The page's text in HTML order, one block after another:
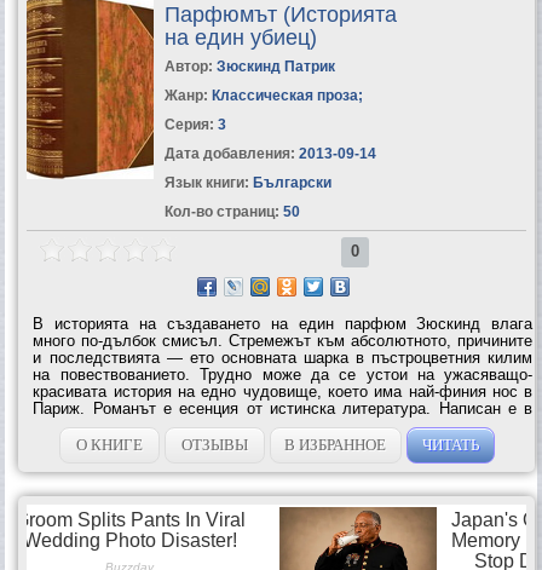
Парфюмът (Историята
на един убиец)
Автор: Зюскинд Патрик
Жанр: Классическая проза;
Серия: 3
Дата добавления: 2013-09-14
Язык книги: Български
Кол-во страниц: 50
0
В историята на създаването на един парфюм Зюскинд влага
много по-дълбок смисъл. Стремежът към абсолютното, причините
и последствията — ето основната шарка в пъстроцветния килим
на повествованието. Трудно може да се устои на ужасяващо-
красивата история на едно чудовище, което има най-финия нос в
Париж. Романът е есенция от истинска литература. Написан е в
блестящ класически маниер, според някои дори старомодно, с
почти забравени...
О КНИГЕ ОТЗЫВЫ В ИЗБРАННОЕ ЧИТАТЬ